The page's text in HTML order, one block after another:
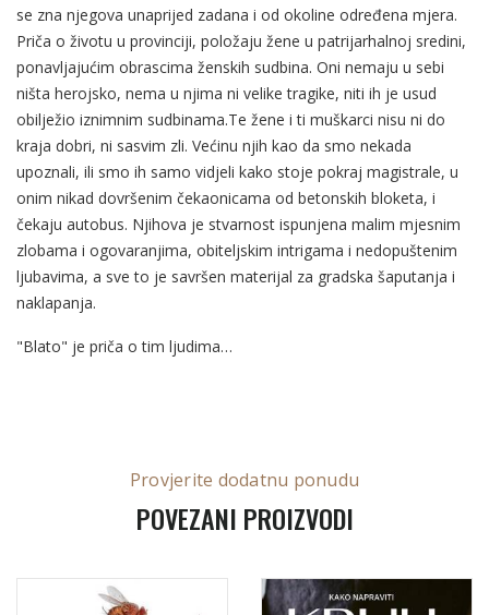
se zna njegova unaprijed zadana i od okoline određena mjera.
Priča o životu u provinciji, položaju žene u patrijarhalnoj sredini,
ponavljajućim obrascima ženskih sudbina. Oni nemaju u sebi
ništa herojsko, nema u njima ni velike tragike, niti ih je usud
obilježio iznimnim sudbinama.Te žene i ti muškarci nisu ni do
kraja dobri, ni sasvim zli. Većinu njih kao da smo nekada
upoznali, ili smo ih samo vidjeli kako stoje pokraj magistrale, u
onim nikad dovršenim čekaonicama od betonskih bloketa, i
čekaju autobus. Njihova je stvarnost ispunjena malim mjesnim
zlobama i ogovaranjima, obiteljskim intrigama i nedopuštenim
ljubavima, a sve to je savršen materijal za gradska šaputanja i
naklapanja.
"Blato" je priča o tim ljudima…
Provjerite dodatnu ponudu
POVEZANI PROIZVODI